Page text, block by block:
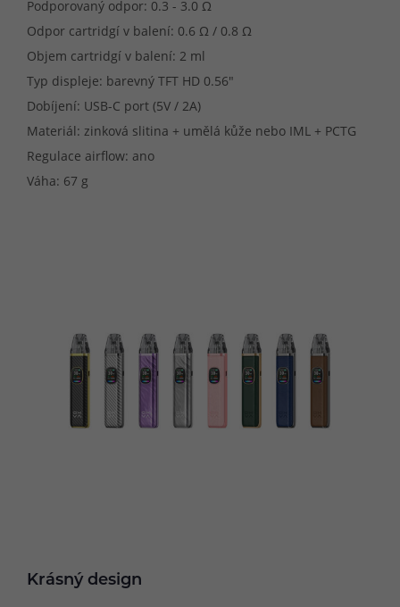
Podporovaný odpor: 0.3 - 3.0 Ω
Odpor cartridgí v balení: 0.6 Ω / 0.8 Ω
Objem cartridgí v balení: 2 ml
Typ displeje: barevný TFT HD 0.56"
Dobíjení: USB-C port (5V / 2A)
Materiál: zinková slitina + umělá kůže nebo IML + PCTG
Regulace airflow: ano
Váha: 67 g
Krásný design